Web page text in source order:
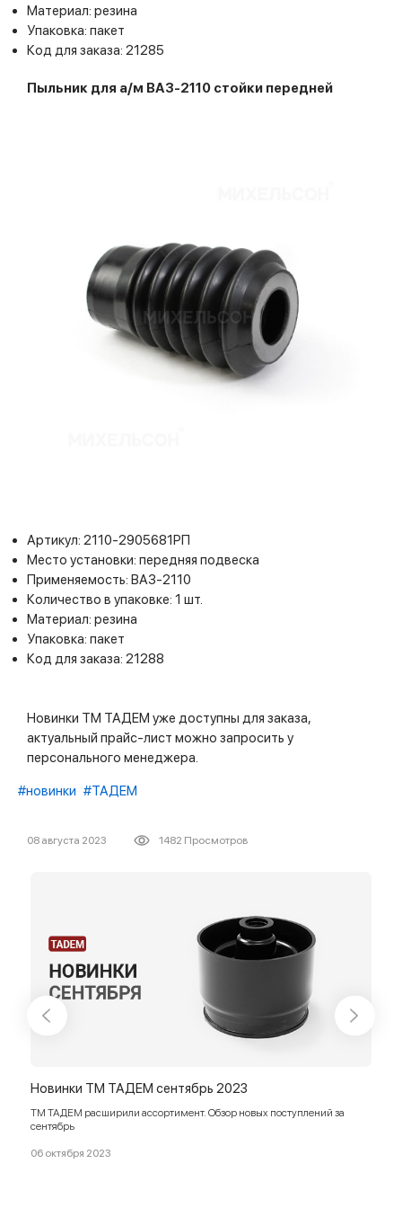
Материал: резина
Упаковка: пакет
Код для заказа: 21285
Пыльник для а/м ВАЗ-2110 стойки передней
Артикул: 2110-2905681РП
Место установки: передняя подвеска
Применяемость: ВАЗ-2110
Количество в упаковке: 1 шт.
Материал: резина
Упаковка: пакет
Код для заказа: 21288
Новинки ТМ ТАДЕМ уже доступны для заказа,
актуальный прайс-лист можно запросить у
персонального менеджера.
#новинки #ТАДЕМ
08 августа 2023 1482 Просмотров
Новинки ТМ ТАДЕМ сентябрь 2023
ТМ ТАДЕМ расширили ассортимент. Обзор новых поcтуплений за
сентябрь
06 октября 2023